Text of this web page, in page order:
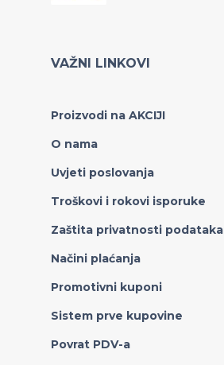
VAŽNI LINKOVI
Proizvodi na AKCIJI
O nama
Uvjeti poslovanja
Troškovi i rokovi isporuke
Zaštita privatnosti podataka
Načini plaćanja
Promotivni kuponi
Sistem prve kupovine
Povrat PDV-a